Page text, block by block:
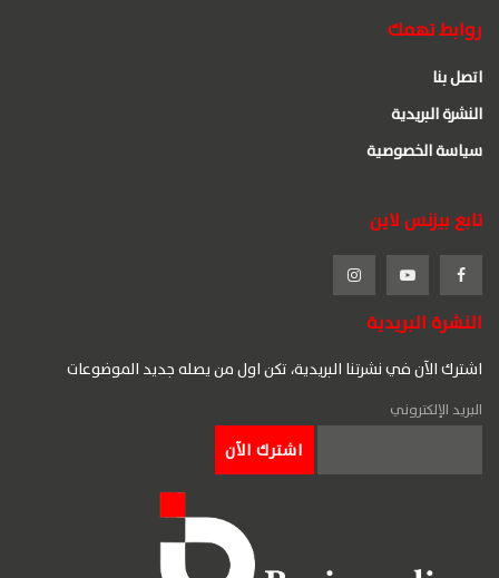
روابط تهمك
اتصل بنا
النشرة البريدية
سياسة الخصوصية
تابع بيزنس لاين
النشرة البريدية
اشترك الآن في نشرتنا البريدية، تكن اول من يصله جديد الموضوعات
البريد الإلكتروني